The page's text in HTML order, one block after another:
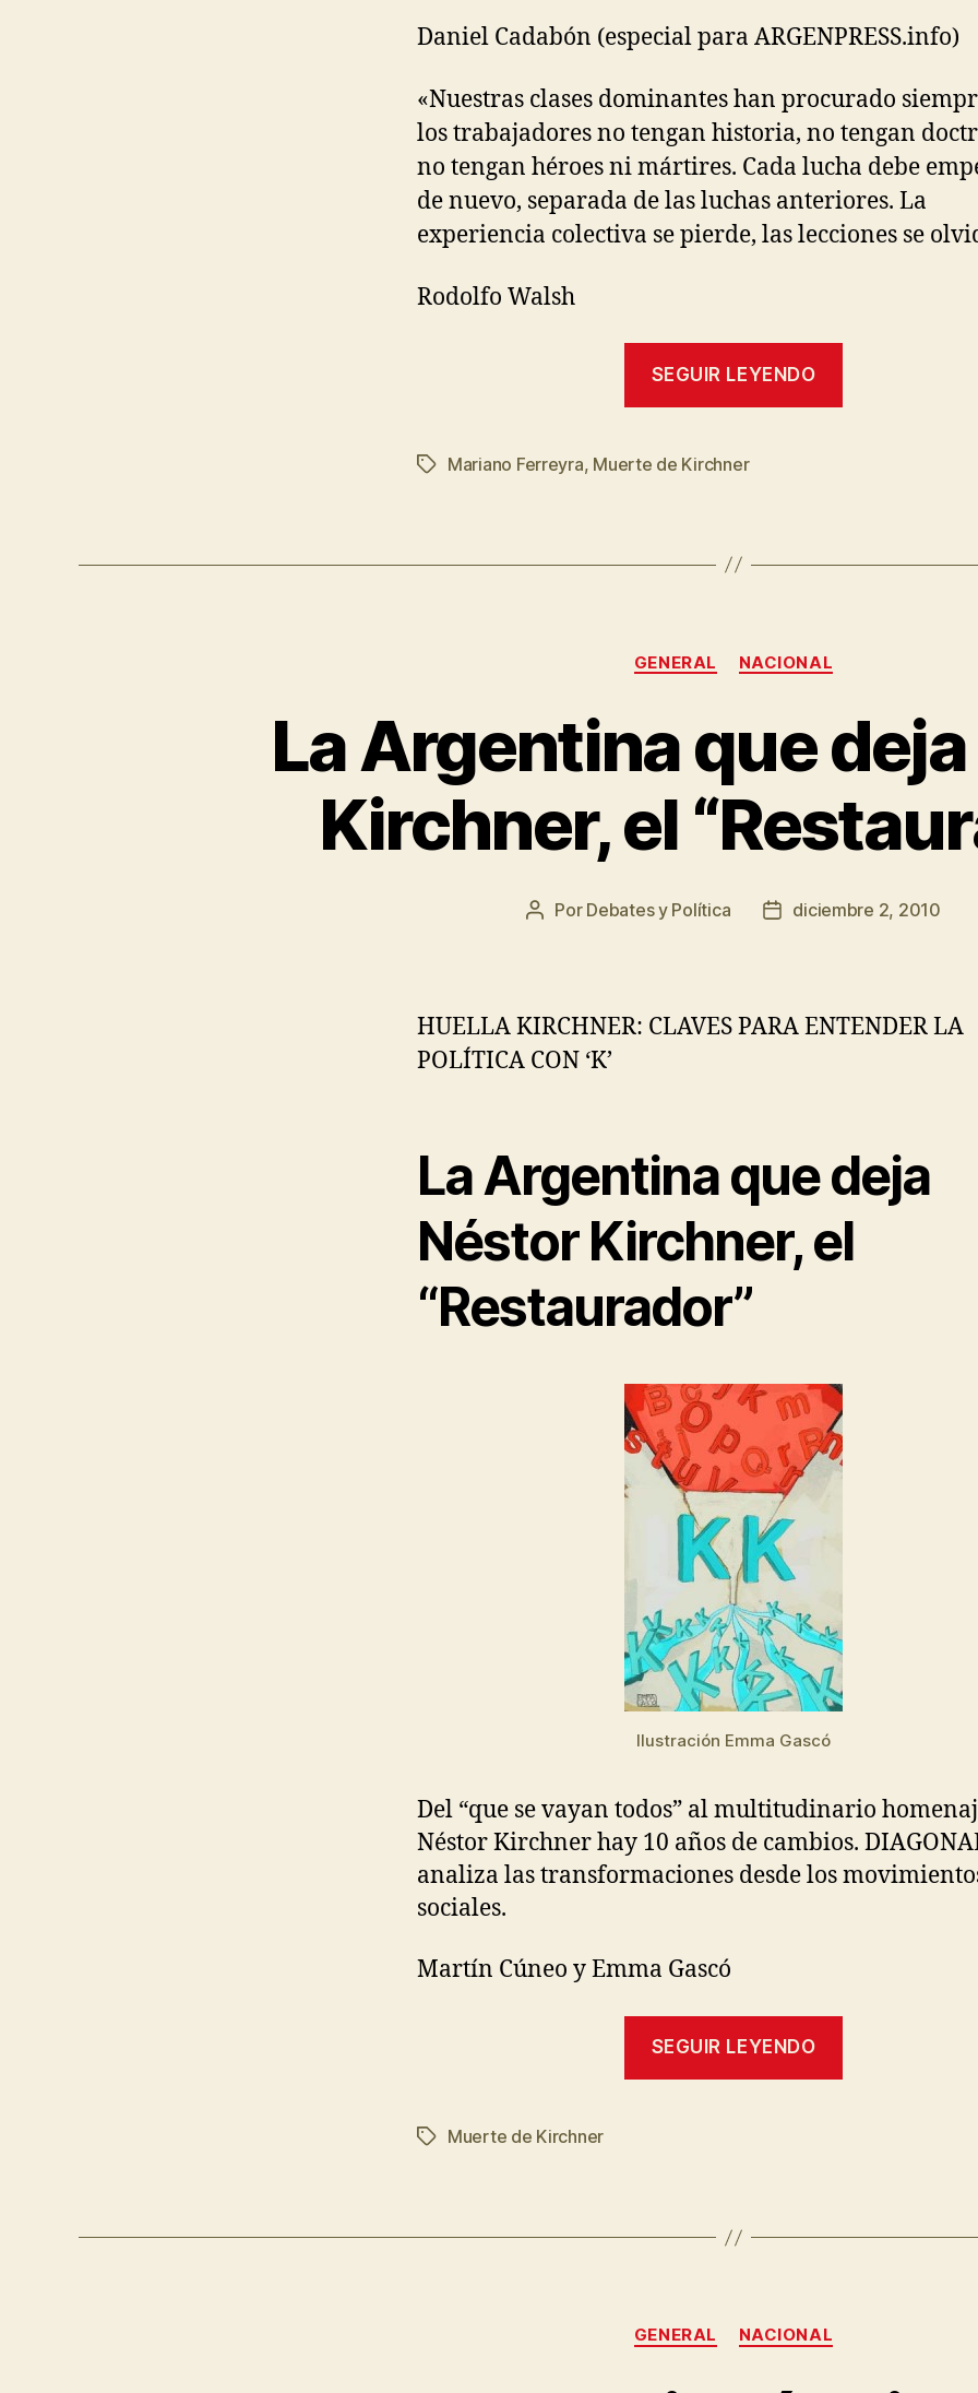
Daniel Cadabón (especial para ARGENPRESS.info)
«Nuestras clases dominantes han procurado
los trabajadores no tengan historia, no tengan
no tengan héroes ni mártires. Cada lucha debe
de nuevo, separada de las luchas anteriores. La
experiencia colectiva se pierde, las lecciones se
Rodolfo Walsh
SEGUIR LEYENDO
militar
o
por
comprar
hoteles»
Etiquetas
Mariano Ferreyra, Muerte de Kirchner
Categorías
GENERAL NACIONAL
La Argentina que
Kirchner, el
Autor
Por Debates y Política
Fechadiciembre 2, 2010
HUELLA KIRCHNER: CLAVES PARA ENTENDER LA
POLÍTICA CON ‘K’
La Argentina que deja
Néstor Kirchner, el
“Restaurador”
Ilustración Emma Gascó
Del “que se vayan todos” al multitudinario
Néstor Kirchner hay 10 años de cambios.
analiza las transformaciones desde los
sociales.
Martín Cúneo y Emma Gascó
SEGUIR LEYENDO
el
Etiquetas
Muerte de Kirchner
Categorías
GENERAL NACIONAL